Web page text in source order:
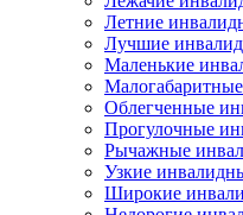
Летние
Лучшие
Маленькие
Облегченные
Прогулочные
Рычажные
Узкие
Широкие